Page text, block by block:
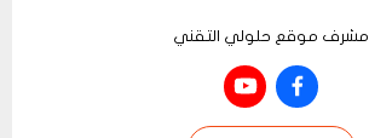
مشرف موقع حلولي التقني